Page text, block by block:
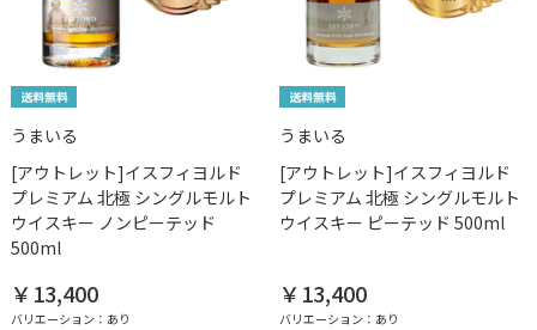
うまいる
[アウトレット]イスフィヨルド
プレミアム 北極 シングルモルト
ウイスキー ノンピーテッド
500ml
￥13,400
バリエーション：あり
うまいる
[アウトレット]イスフィヨルド
プレミアム 北極 シングルモルト
ウイスキー ピーテッド 500ml
￥13,400
バリエーション：あり